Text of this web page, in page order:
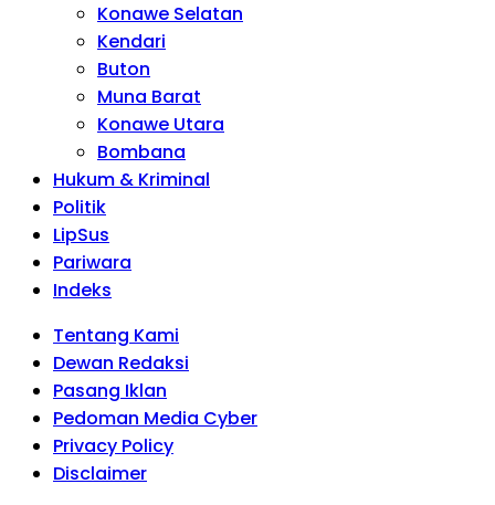
Konawe Selatan
Kendari
Buton
Muna Barat
Konawe Utara
Bombana
Hukum & Kriminal
Politik
LipSus
Pariwara
Indeks
Tentang Kami
Dewan Redaksi
Pasang Iklan
Pedoman Media Cyber
Privacy Policy
Disclaimer